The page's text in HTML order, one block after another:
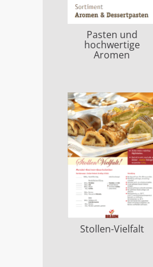
Pasten und
hochwertige
Aromen
Stollen-Vielfalt